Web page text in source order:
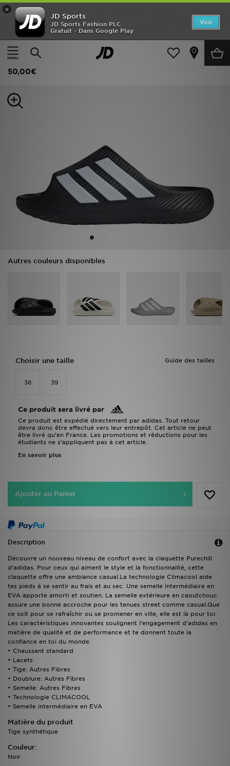
×
JD Sports
JD Sports Fashion PLC
Gratuit - Dans Google Play
Voir
Accueil
Homme Chaussures Homme Tongs et Sandales
adidas Claquette Purechill
50,00€
Autres couleurs disponibles
Guide des tailles
Choisir une taille
38 39
Ce produit sera livré par
Ce produit est expédié directement par adidas. Tout retour
devra donc être effectué vers leur entrepôt. Cet article ne peut
être livré qu’en France. Les promotions et réductions pour les
étudiants ne s’appliquent pas à cet article.
En savoir plus
Ajouter au Panier
Description
Découvre un nouveau niveau de confort avec la claquette Purechill
d’adidas. Pour ceux qui aiment le style et la fonctionnalité, cette
claquette offre une ambiance casual.La technologie Climacool aide
tes pieds à se sentir au frais et au sec. Une semelle intermédiaire en
EVA apporte amorti et soutien. La semelle extérieure en caoutchouc
assure une bonne accroche pour les tenues street comme casual.Que
ce soit pour se rafraîchir ou se promener en ville, elle est là pour toi.
Les caractéristiques innovantes soulignent l’engagement d’adidas en
matière de qualité et de performance et te donnent toute la
confiance en toi du monde.
• Chaussant standard
• Lacets
• Tige: Autres Fibres
• Doublure: Autres Fibres
• Semelle: Autres Fibres
• Technologie CLIMACOOL
• Semelle intermédiaire en EVA
Matière du produit
Tige synthétique
Couleur:
Noir
Accueil
Nouveautés
Enfant
Sports
Service client